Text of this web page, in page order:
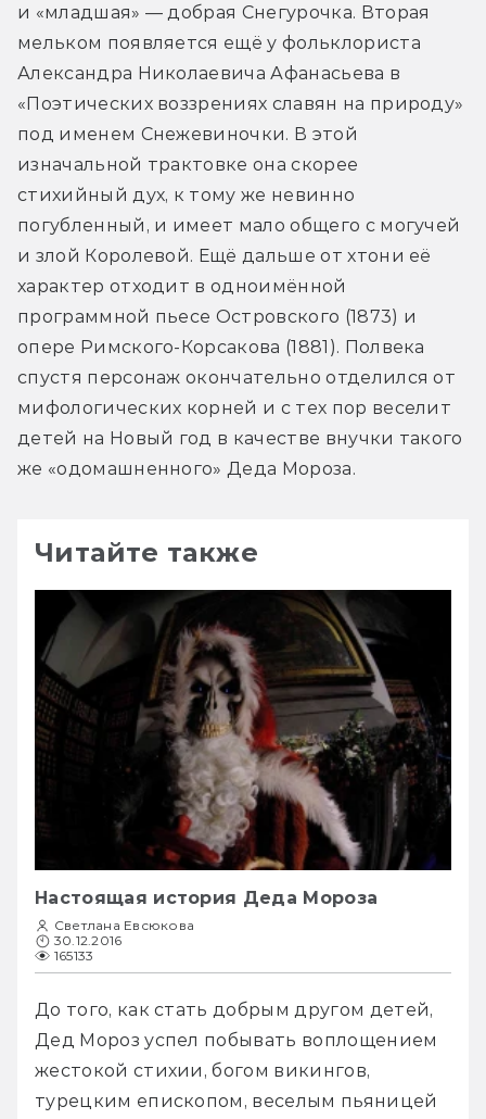
и «младшая» — добрая Снегурочка. Вторая
мельком появляется ещё у фольклориста
Александра Николаевича Афанасьева в
«Поэтических воззрениях славян на природу»
под именем Снежевиночки. В этой
изначальной трактовке она скорее
стихийный дух, к тому же невинно
погубленный, и имеет мало общего с могучей
и злой Королевой. Ещё дальше от хтони её
характер отходит в одноимённой
программной пьесе Островского (1873) и
опере Римского-Корсакова (1881). Полвека
спустя персонаж окончательно отделился от
мифологических корней и с тех пор веселит
детей на Новый год в качестве внучки такого
же «одомашненного» Деда Мороза.
Читайте также
Настоящая история Деда Мороза
Светлана Евсюкова
30.12.2016
165133
До того, как стать добрым другом детей,
Дед Мороз успел побывать воплощением
жестокой стихии, богом викингов,
турецким епископом, веселым пьяницей